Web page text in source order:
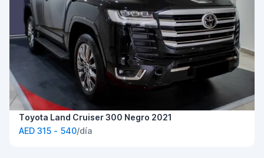
Toyota Land Cruiser 300 Negro 2021
AED 315 - 540/día